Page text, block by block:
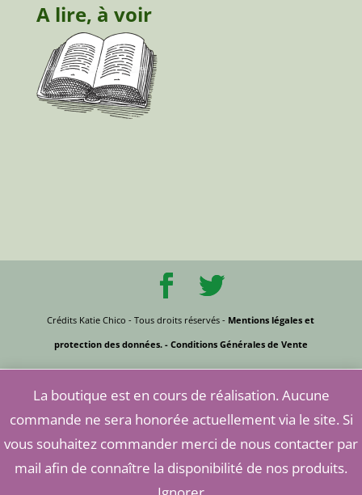
A lire, à voir
Crédits Katie Chico - Tous droits réservés - Mentions légales et
protection des données.- Conditions Générales de Vente
La boutique est en cours de réalisation. Aucune
commande ne sera honorée actuellement via le site. Si
vous souhaitez commander merci de nous contacter par
mail afin de connaître la disponibilité de nos produits.